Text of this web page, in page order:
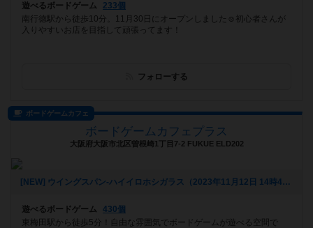
遊べるボードゲーム
233個
南行徳駅から徒歩10分。11月30日にオープンしました☺️初心者さんが
入りやすいお店を目指して頑張ってます！
フォローする
ボードゲームカフェ
ボードゲームカフェプラス
大阪府大阪市北区曽根崎1丁目7-2 FUKUE ELD202
[NEW] ウイングスパン-ハイイロホシガラス（2023年11月12日 14時46分）
遊べるボードゲーム
430個
東梅田駅から徒歩5分！自由な雰囲気でボードゲームが遊べる空間で